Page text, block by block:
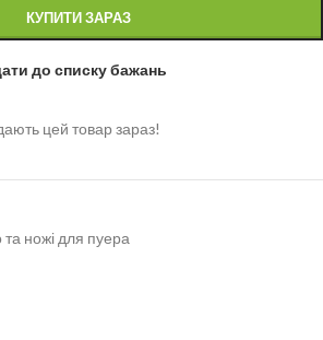
КУПИТИ ЗАРАЗ
до списку бажань
цей товар зараз!
ножі для пуера